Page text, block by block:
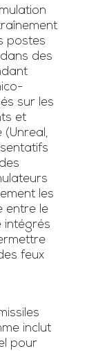
postes
des
sur les
et
(Unreal,
les
entre le
intégrés
feux
inclut
pour